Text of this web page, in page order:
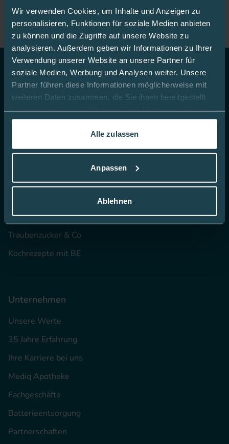
Wir verwenden Cookies, um Inhalte und Anzeigen zu
personalisieren, Funktionen für soziale Medien anbieten
zu können und die Zugriffe auf unsere Website zu
analysieren. Außerdem geben wir Informationen zu Ihrer
Verwendung unserer Website an unsere Partner für
soziale Medien, Werbung und Analysen weiter. Unsere
Partner führen diese Informationen möglicherweise mit
weiteren Daten zusammen, die Sie ihnen bereitgestellt
gesammelt haben.
In dieser
Alle zulassen
Anpassen
Ablehnen
Top Themen
Blutzucker-Teststreifen
Insulinpumpenzubehör
Produktwelt für Kinder
Traubenzucker & Co
Kochrezepte mit BE
Unternehmen
Unsere Werte
35 Jahre Erfahrung
Ihre Karriere bei uns
Mediq Apotheke
Fachgeschäfte
Batterieentsorgung
Partnerschaften